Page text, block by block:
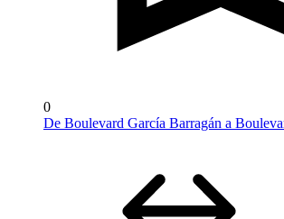
0
De Boulevard García Barragán a